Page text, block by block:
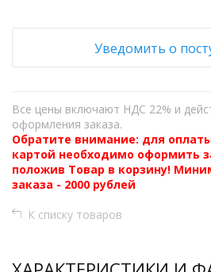
Уведомить о
Все цены включают НДС 22% и
оформления заказа.
Обратите внимание: для
картой необходимо оформить
положив Товар в корзину!
заказа - 2000 рублей
К списку товаров